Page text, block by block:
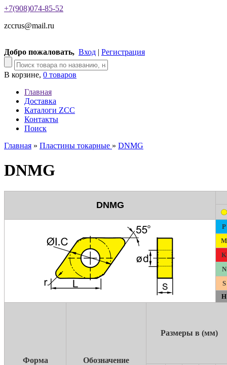
+7(908)074-85-52
zccrus@mail.ru
Добро пожаловать, Вход | Регистрация
В корзине, 0 товаров
Главная
Доставка
Каталоги ZCC
Контакты
Поиск
Главная » Пластины токарные » DNMG
DNMG
DNMG
P
M
K
N
S
H
Форма Обозначение
Размеры в (мм)